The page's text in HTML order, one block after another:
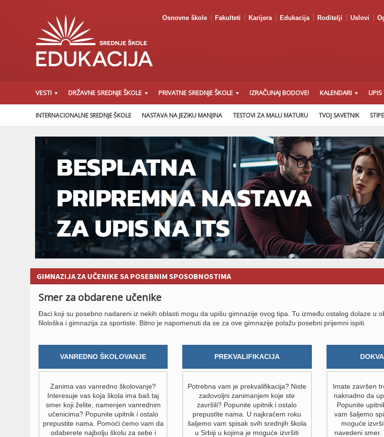
Osnovne škole Fakulteti Karijera Edukacija Roditelji Uslovi
VESTI DRŽAVNE SREDNJE ŠKOLE PRIVATNE SREDNJE ŠKOLE IZRAČUNAJ BODOVE! KALENDARI UPIS
INTERNACIONALNE SREDNJE ŠKOLE NASTAVA NA JEZIKU MANJINA TESTOVI ZA MALU MATURU TVOJ SAVETNIK
GIMNAZIJA ZA UČENIKE SA POSEBNIM SPOSOBNOSTIMA
Smer za obdarene učenike
Đaci koji su posebno nadareni iz nekih oblasti mogu da upišu gimnazije ovog tipa. Tu između ostalog dolaze u
filološka i gimnazija za sportiste. Bitno je napomenuti da se za ove gimnazije polažu posebni prijemni ispiti.
VANREDNO ŠKOLOVANJE
Zanima vas vanredno školovanje?
Interesuje vas koja škola ima baš taj
smer koji želite, namenjen vanrednim
učenicima? Popunite upitnik i ostalo
prepustite nama. Pomoći ćemo vam da
odaberete najbolju školu za sebe i
PREKVALIFIKACIJA
Potrebna vam je prekvalifikacija? Niste
zadovoljni zanimanjem koje ste
završili? Popunite upitnik i ostalo
prepustite nama. U najkraćem roku
šaljemo vam spisak svih srednjih škola
u Srbiji u kojima je moguće izvršiti
Imate završen
naknadno da
Popunite
vam šaljemo
moguće
navedeni smer.